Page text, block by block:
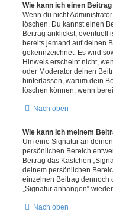
Wie kann ich einen
Wenn du nicht
löschen. Du kannst einen
Beitrag anklickst; eventuell
bereits jemand auf deinen
gekennzeichnet. Es wird
Hinweis erscheint nicht,
oder Moderator deinen
hinterlassen, warum dein
löschen können, wenn
Nach oben
Wie kann ich meinem
Um eine Signatur an
persönlichen Bereich
Beitrag das Kästchen
deinem persönlichen
einzelnen Beitrag dennoch
„Signatur anhängen“
Nach oben